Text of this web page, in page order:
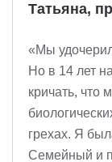
Татьяна,
«Мы
Но в 14 лет
кричать, что
грехах. Я
Семейный и